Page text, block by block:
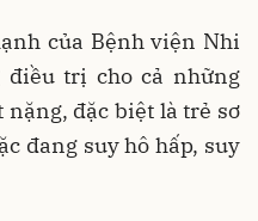
của Bệnh viện Nhi
trị cho cả những
đặc biệt là trẻ sơ
đang suy hô hấp, suy